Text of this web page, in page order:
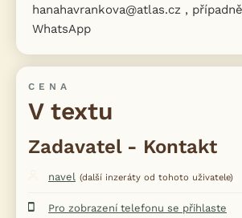
hanahavrankova@atlas.cz ,
WhatsApp
CENA
V textu
Zadavatel - Kontakt
navel (další inzeráty od tohoto uživatele)
Pro zobrazení telefonu se přihlaste